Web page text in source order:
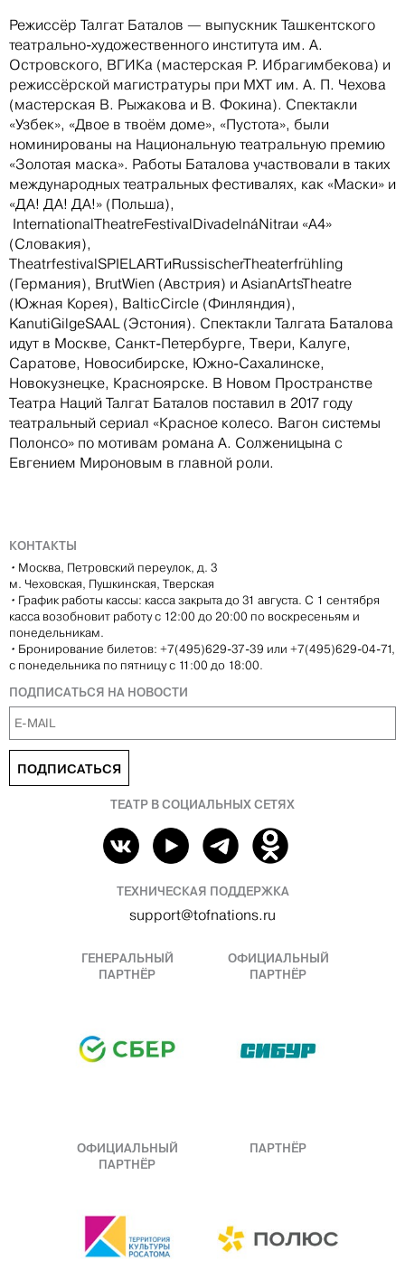
Режиссёр Талгат Баталов — выпускник Ташкентского
театрально-художественного института им. А.
Островского, ВГИКа (мастерская Р. Ибрагимбекова) и
режиссёрской магистратуры при МХТ им. А. П. Чехова
(мастерская В. Рыжакова и В. Фокина). Спектакли
«Узбек», «Двое в твоём доме», «Пустота», были
номинированы на Национальную театральную премию
«Золотая маска». Работы Баталова участвовали в таких
международных театральных фестивалях, как «Маски» и
«ДА! ДА! ДА!» (Польша),
InternationalTheatreFestivalDivadelnáNitraи «А4»
(Словакия),
TheatrfestivalSPIELARTиRussischerTheaterfrühling
(Германия), BrutWien (Австрия) и AsianArtsTheatre
(Южная Корея), BalticCircle (Финляндия),
KanutiGilgeSAAL (Эстония). Спектакли Талгата Баталова
идут в Москве, Санкт-Петербурге, Твери, Калуге,
Саратове, Новосибирске, Южно-Сахалинске,
Новокузнецке, Красноярске. В Новом Пространстве
Театра Наций Талгат Баталов поставил в 2017 году
театральный сериал «Красное колесо. Вагон системы
Полонсо» по мотивам романа А. Солженицына с
Евгением Мироновым в главной роли.
КОНТАКТЫ
• Москва, Петровский переулок, д. 3
м. Чеховская, Пушкинская, Тверская
• График работы кассы: касса закрыта до 31 августа. С 1 сентября
касса возобновит работу с 12:00 до 20:00 по воскресеньям и
понедельникам.
• Бронирование билетов: +7(495)629-37-39 или +7(495)629-04-71,
с понедельника по пятницу с 11:00 до 18:00.
ПОДПИСАТЬСЯ НА НОВОСТИ
ПОДПИСАТЬСЯ
ТЕАТР В СОЦИАЛЬНЫХ СЕТЯХ
ТЕХНИЧЕСКАЯ ПОДДЕРЖКА
support@tofnations.ru
ГЕНЕРАЛЬНЫЙ
ПАРТНЁР
ОФИЦИАЛЬНЫЙ
ПАРТНЁР
ОФИЦИАЛЬНЫЙ
ПАРТНЁР
ПАРТНЁР